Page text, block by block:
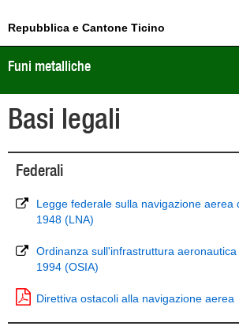
Repubblica e Cantone Ticino
Funi metalliche
Basi legali
Federali
Legge federale sulla navigazione aerea
1948 (LNA)
Ordinanza sull'infrastruttura
1994 (OSIA)
Direttiva ostacoli alla navigazione aerea